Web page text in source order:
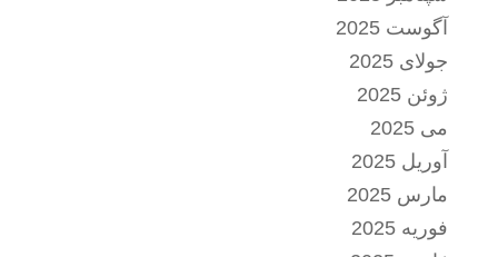
آگوست 2025
جولای 2025
ژوئن 2025
می 2025
آوریل 2025
مارس 2025
فوریه 2025